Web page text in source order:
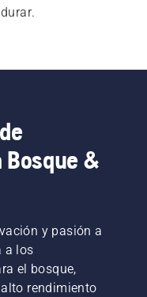
Bosque &
y pasión a
a los
el bosque,
rendimiento